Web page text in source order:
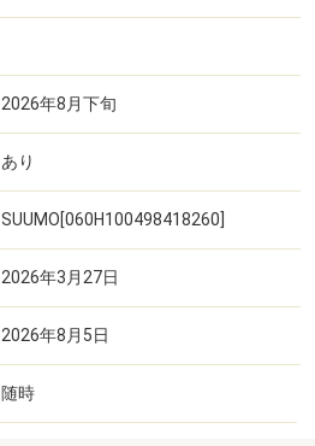
2026年8月下旬
あり
SUUMO[060H100498418260]
2026年3月27日
2026年8月5日
随時